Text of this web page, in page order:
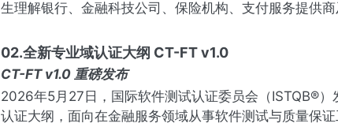
生理解银行、金融科技公司、保险机构、支付服务提供
02.全新专业域认证大纲 CT-FT v1.0
CT-FT v1.0 重磅发布
2026年5月27日，国际软件测试认证委员会（ISTQB®
认证大纲，面向在金融服务领域从事软件测试与质量保